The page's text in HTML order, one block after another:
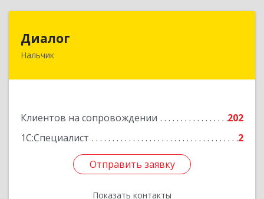
Диалог
Нальчик
Клиентов на сопровождении
202
1С:Специалист
2
Отправить заявку
Показать контакты
360016, Кабардино-Балкарская Респ, Нальчик г,
Отправить заявку
Назад